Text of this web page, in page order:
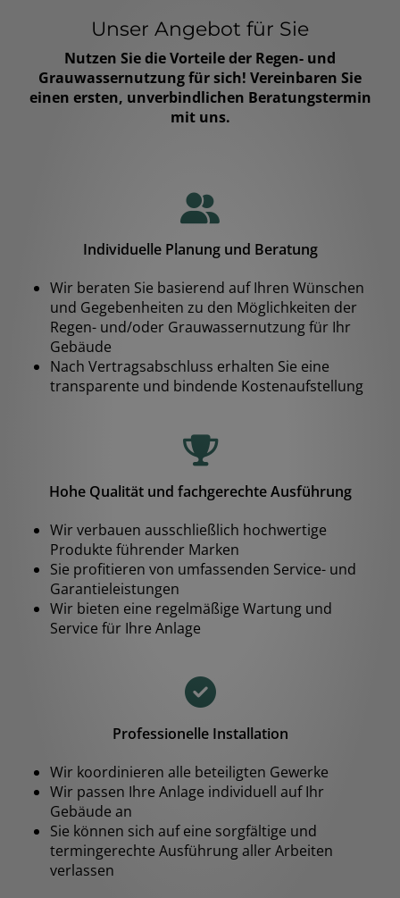
Unser Angebot für Sie
Nutzen Sie die Vorteile der Regen- und
Grauwassernutzung für sich! Vereinbaren Sie
einen ersten, unverbindlichen Beratungstermin
mit uns.
Individuelle Planung und Beratung
Wir beraten Sie basierend auf Ihren Wünschen
und Gegebenheiten zu den Möglichkeiten der
Regen- und/oder Grauwassernutzung für Ihr
Gebäude
Nach Vertragsabschluss erhalten Sie eine
transparente und bindende Kostenaufstellung
Hohe Qualität und fachgerechte Ausführung
Wir verbauen ausschließlich hochwertige
Produkte führender Marken
Sie profitieren von umfassenden Service- und
Garantieleistungen
Wir bieten eine regelmäßige Wartung und
Service für Ihre Anlage
Professionelle Installation
Wir koordinieren alle beteiligten Gewerke
Wir passen Ihre Anlage individuell auf Ihr
Gebäude an
Sie können sich auf eine sorgfältige und
termingerechte Ausführung aller Arbeiten
verlassen